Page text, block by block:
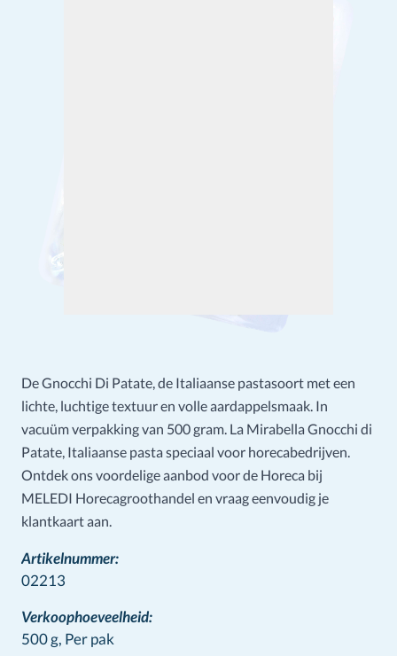
De Gnocchi Di Patate, de Italiaanse pastasoort met een
lichte, luchtige textuur en volle aardappelsmaak. In
vacuüm verpakking van 500 gram. La Mirabella Gnocchi di
Patate, Italiaanse pasta speciaal voor horecabedrijven.
Ontdek ons voordelige aanbod voor de Horeca bij
MELEDI Horecagroothandel en vraag eenvoudig je
klantkaart aan.
Artikelnummer:
02213
Verkoophoeveelheid:
500 g, Per pak